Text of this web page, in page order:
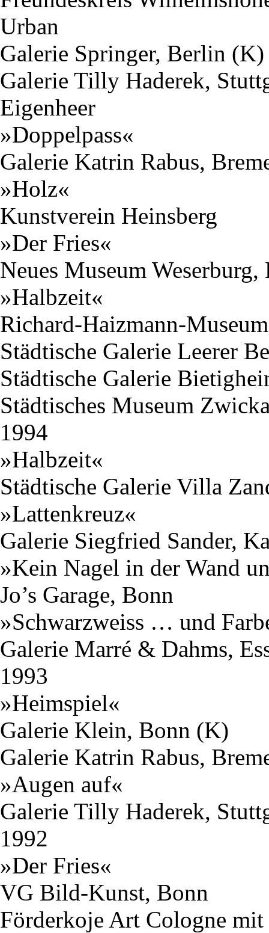
Urban
Galerie Springer, Berlin (K)
Galerie Tilly Haderek,
Eigenheer
»Doppelpass«
Galerie Katrin Rabus,
»Holz«
Kunstverein Heinsberg
»Der Fries«
Neues Museum Weserburg,
»Halbzeit«
Richard-Haizmann-
Städtische Galerie Leerer
Städtische Galerie
Städtisches Museum
1994
»Halbzeit«
Städtische Galerie Villa
»Lattenkreuz«
Galerie Siegfried Sander,
»Kein Nagel in der Wand
Jo’s Garage, Bonn
»Schwarzweiss … und
Galerie Marré & Dahms,
1993
»Heimspiel«
Galerie Klein, Bonn (K)
Galerie Katrin Rabus,
»Augen auf«
Galerie Tilly Haderek,
1992
»Der Fries«
VG Bild-Kunst, Bonn
Förderkoje Art Cologne